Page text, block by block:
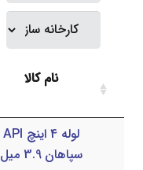
نام کالا
لوله 4 اینچ API
سپاهان 3.9 میل